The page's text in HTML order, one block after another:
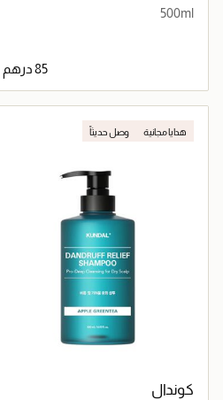
500ml
جاري تحميل التفاصيل
هدايا مجانية وصل حديثاً
كوندال